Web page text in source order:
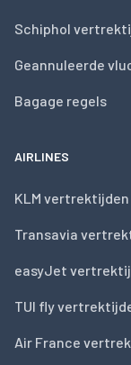
Schiphol
Geannuleerde
Bagage regels
AIRLINES
KLM vertrektijden
Transavia
easyJet
TUI fly
Air France